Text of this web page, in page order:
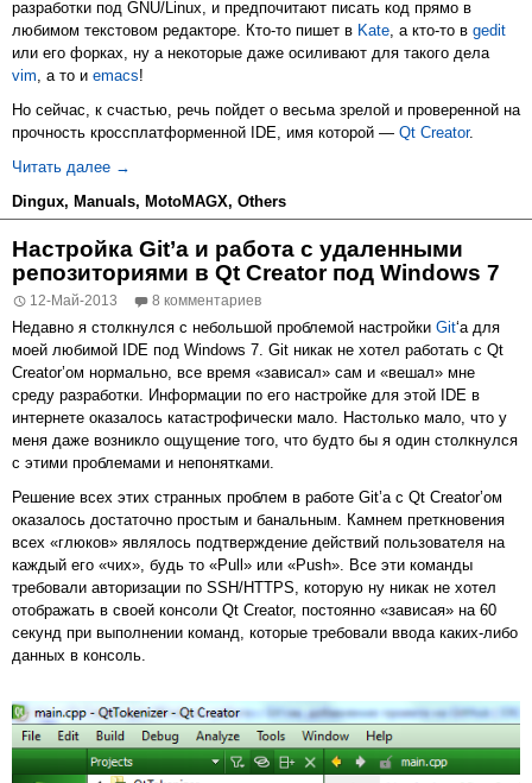
разработки под GNU/Linux, и предпочитают писать код прямо в
любимом текстовом редакторе. Кто-то пишет в Kate, а кто-то в gedit
или его форках, ну а некоторые даже осиливают для такого дела
vim, а то и emacs!
Но сейчас, к счастью, речь пойдет о весьма зрелой и проверенной на
прочность кроссплатформенной IDE, имя которой — Qt Creator.
Читать далее IDE для MotoMAGX/Dingux?! Легко! Подрубаем
→
Dingux, Manuals, MotoMAGX, Others
Настройка Git’а и работа с удаленными
репозиториями в Qt Creator под Windows 7
12-Май-2013 8 комментариев
Недавно я столкнулся с небольшой проблемой настройки Git‘а для
моей любимой IDE под Windows 7. Git никак не хотел работать с Qt
Creator’ом нормально, все время «зависал» сам и «вешал» мне
среду разработки. Информации по его настройке для этой IDE в
интернете оказалось катастрофически мало. Настолько мало, что у
меня даже возникло ощущение того, что будто бы я один столкнулся
с этими проблемами и непонятками.
Решение всех этих странных проблем в работе Git’a с Qt Creator’ом
оказалось достаточно простым и банальным. Камнем преткновения
всех «глюков» являлось подтверждение действий пользователя на
каждый его «чих», будь то «Pull» или «Push». Все эти команды
требовали авторизации по SSH/HTTPS, которую ну никак не хотел
отображать в своей консоли Qt Creator, постоянно «зависая» на 60
секунд при выполнении команд, которые требовали ввода каких-либо
данных в консоль.